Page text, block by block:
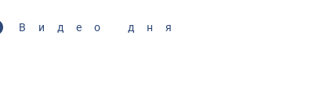
Видео дня